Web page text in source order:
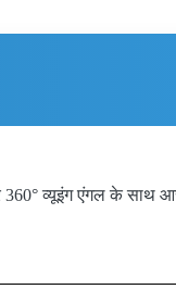
व्यूइंग एंगल के साथ